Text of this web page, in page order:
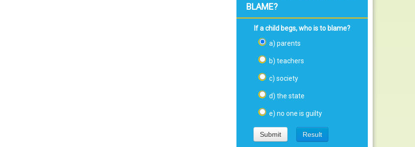
BLAME?
If a child begs, who is to blame?
a) parents
b) teachers
c) society
d) the state
e) no one is guilty